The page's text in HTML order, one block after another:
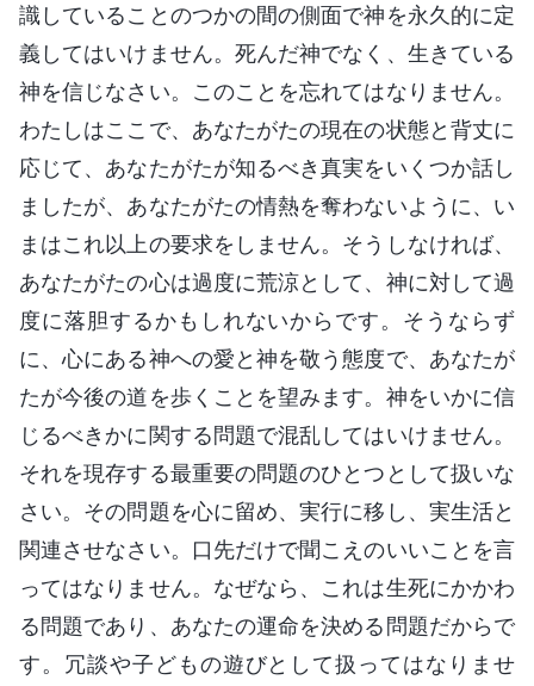
識していることのつかの間の側面で神を永久的に定
義してはいけません。死んだ神でなく、生きている
神を信じなさい。このことを忘れてはなりません。
わたしはここで、あなたがたの現在の状態と背丈に
応じて、あなたがたが知るべき真実をいくつか話し
ましたが、あなたがたの情熱を奪わないように、い
まはこれ以上の要求をしません。そうしなければ、
あなたがたの心は過度に荒涼として、神に対して過
度に落胆するかもしれないからです。そうならず
に、心にある神への愛と神を敬う態度で、あなたが
たが今後の道を歩くことを望みます。神をいかに信
じるべきかに関する問題で混乱してはいけません。
それを現存する最重要の問題のひとつとして扱いな
さい。その問題を心に留め、実行に移し、実生活と
関連させなさい。口先だけで聞こえのいいことを言
ってはなりません。なぜなら、これは生死にかかわ
る問題であり、あなたの運命を決める問題だからで
す。冗談や子どもの遊びとして扱ってはなりませ